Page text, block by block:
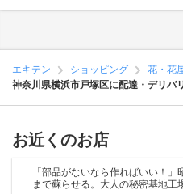
エキテン ショッピング
花・花
神奈川県横浜市戸塚区に配達・デリバ
お近くのお店
「部品がないなら作ればいい！
まで蘇らせる。大人の秘密基地工